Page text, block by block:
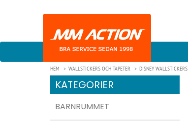
HEM WALLSTICKERS OCH TAPETER DISNEY WALLSTICKERS
KATEGORIER
BARNRUMMET